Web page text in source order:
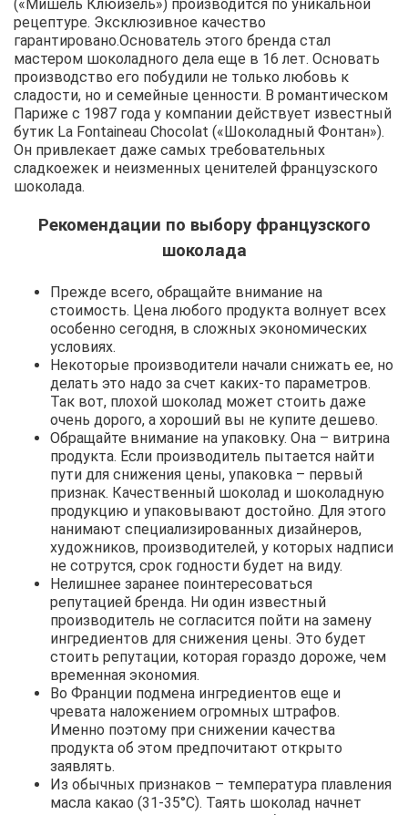
(«Мишель Клюизель») производится по уникальной
рецептуре. Эксклюзивное качество
гарантировано.Основатель этого бренда стал
мастером шоколадного дела еще в 16 лет. Основать
производство его побудили не только любовь к
сладости, но и семейные ценности. В романтическом
Париже с 1987 года у компании действует известный
бутик La Fontaineau Chocolat («Шоколадный Фонтан»).
Он привлекает даже самых требовательных
сладкоежек и неизменных ценителей французского
шоколада.
Рекомендации по выбору французского
шоколада
Прежде всего, обращайте внимание на
стоимость. Цена любого продукта волнует всех
особенно сегодня, в сложных экономических
условиях.
Некоторые производители начали снижать ее, но
делать это надо за счет каких-то параметров.
Так вот, плохой шоколад может стоить даже
очень дорого, а хороший вы не купите дешево.
Обращайте внимание на упаковку. Она – витрина
продукта. Если производитель пытается найти
пути для снижения цены, упаковка – первый
признак. Качественный шоколад и шоколадную
продукцию и упаковывают достойно. Для этого
нанимают специализированных дизайнеров,
художников, производителей, у которых надписи
не сотрутся, срок годности будет на виду.
Нелишнее заранее поинтересоваться
репутацией бренда. Ни один известный
производитель не согласится пойти на замену
ингредиентов для снижения цены. Это будет
стоить репутации, которая гораздо дороже, чем
временная экономия.
Во Франции подмена ингредиентов еще и
чревата наложением огромных штрафов.
Именно поэтому при снижении качества
продукта об этом предпочитают открыто
заявлять.
Из обычных признаков – температура плавления
масла какао (31-35°С). Таять шоколад начнет